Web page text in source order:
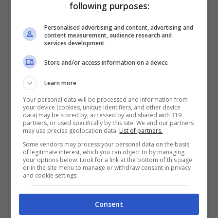
vogliamo. E anche
aumentare la probabilità di
avere un risultato ottimo
Sulla formazione in vista del
Carlos Cuestadice di ragionaresulla
possibilità di cambiare qualcosaper la sfida
del “Dall’Ara” valida per gli ottavi di finale di
Coppa Italia.
Dobbiamo capire come
following purposes:
Personalised advertising and content, advertising and
content measurement, audience research and
services development
Store and/or access information on a device
Learn more
Your personal data will be processed and information from
your device (cookies, unique identifiers, and other device
data) may be stored by, accessed by and shared with 319
partners, or used specifically by this site. We and our partners
may use precise geolocation data. List of partners.
Some vendors may process your personal data on the basis
of legitimate interest, which you can object to by managing
your options below. Look for a link at the bottom of this page
or in the site menu to manage or withdraw consent in privacy
and cookie settings.
Consent